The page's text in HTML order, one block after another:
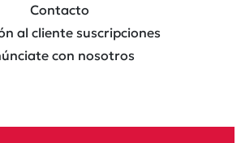
Contacto
al cliente suscripciones
con nosotros